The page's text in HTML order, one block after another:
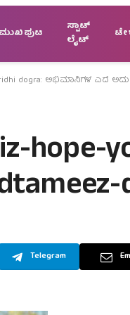
ಮುಖಪುಟ
ಸ್ಪಾಟ್
ಲೈಟ್
dogra: ಅಭಿಮಾನಿಗಳ ಎದೆ
hope-
Telegram